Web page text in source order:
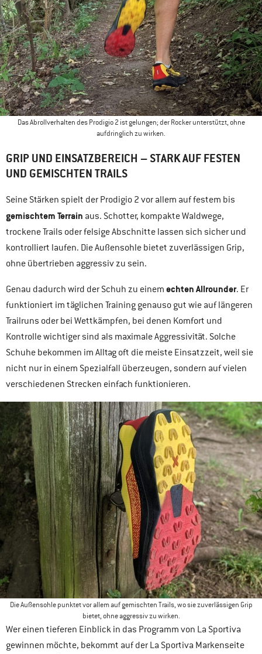
Das Abrollverhalten des Prodigio 2 ist gelungen; der Rocker unterstützt, ohne
aufdringlich zu wirken.
GRIP UND EINSATZBEREICH – STARK AUF FESTEN
UND GEMISCHTEN TRAILS
Seine Stärken spielt der Prodigio 2 vor allem auf festem bis
gemischtem Terrain aus. Schotter, kompakte Waldwege,
trockene Trails oder felsige Abschnitte lassen sich sicher und
kontrolliert laufen. Die Außensohle bietet zuverlässigen Grip,
ohne übertrieben aggressiv zu sein.
Genau dadurch wird der Schuh zu einem echten Allrounder. Er
funktioniert im täglichen Training genauso gut wie auf längeren
Trailruns oder bei Wettkämpfen, bei denen Komfort und
Kontrolle wichtiger sind als maximale Aggressivität. Solche
Schuhe bekommen im Alltag oft die meiste Einsatzzeit, weil sie
nicht nur in einem Spezialfall überzeugen, sondern auf vielen
verschiedenen Strecken einfach funktionieren.
Die Außensohle punktet vor allem auf gemischten Trails, wo sie zuverlässigen Grip
bietet, ohne aggressiv zu wirken.
Wer einen tieferen Einblick in das Programm von La Sportiva
gewinnen möchte, bekommt auf der La Sportiva Markenseite